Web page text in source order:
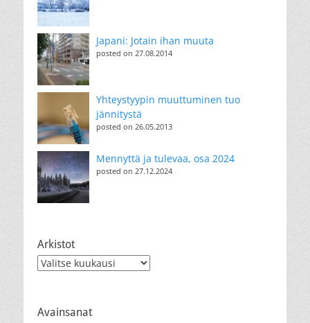
Japani: Jotain ihan muuta
posted on 27.08.2014
Yhteystyypin muuttuminen tuo
jännitystä
posted on 26.05.2013
Mennyttä ja tulevaa, osa 2024
posted on 27.12.2024
Arkistot
Arkistot
Avainsanat